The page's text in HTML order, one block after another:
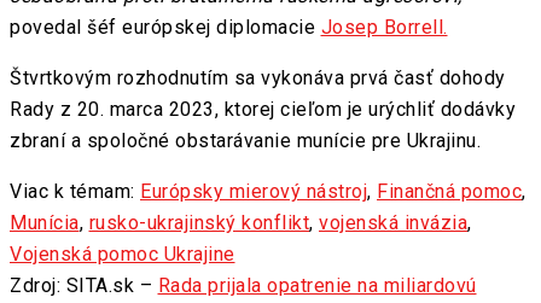
povedal šéf európskej diplomacie Josep Borrell.
Štvrtkovým rozhodnutím sa vykonáva prvá časť dohody
Rady z 20. marca 2023, ktorej cieľom je urýchliť dodávky
zbraní a spoločné obstarávanie munície pre Ukrajinu.
Viac k témam: Európsky mierový nástroj, Finančná pomoc,
Munícia, rusko-ukrajinský konflikt, vojenská invázia,
Vojenská pomoc Ukrajine
Zdroj: SITA.sk – Rada prijala opatrenie na miliardovú